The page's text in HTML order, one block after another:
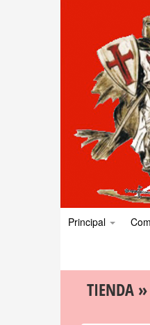
Principal
TIENDA »